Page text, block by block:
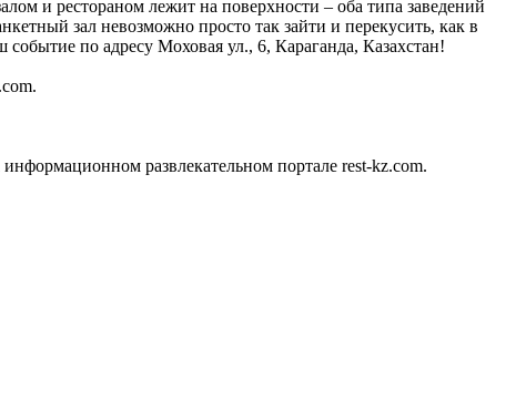
и рестораном лежит на поверхности – оба типа заведений
зал невозможно просто так зайти и перекусить, как в
по адресу Моховая ул., 6, Караганда, Казахстан!
развлекательном портале rest-kz.com.